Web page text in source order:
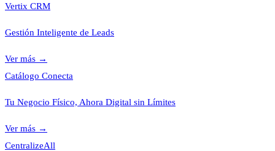
Vertix CRM
Gestión Inteligente de Leads
Ver más →
Catálogo Conecta
Tu Negocio Físico, Ahora Digital sin Límites
Ver más →
CentralizeAll